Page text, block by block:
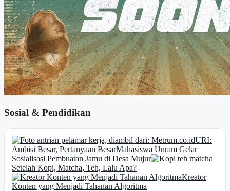
Sosial & Pendidikan
URI:
Ambisi Besar, Pertanyaan BesarMahasiswa Unram Gelar
Sosialisasi Pembuatan Jamu di Desa Mujur
Setelah Kopi, Matcha, Teh, Lalu Apa?
Kreator
Konten yang Menjadi Tahanan Algoritma